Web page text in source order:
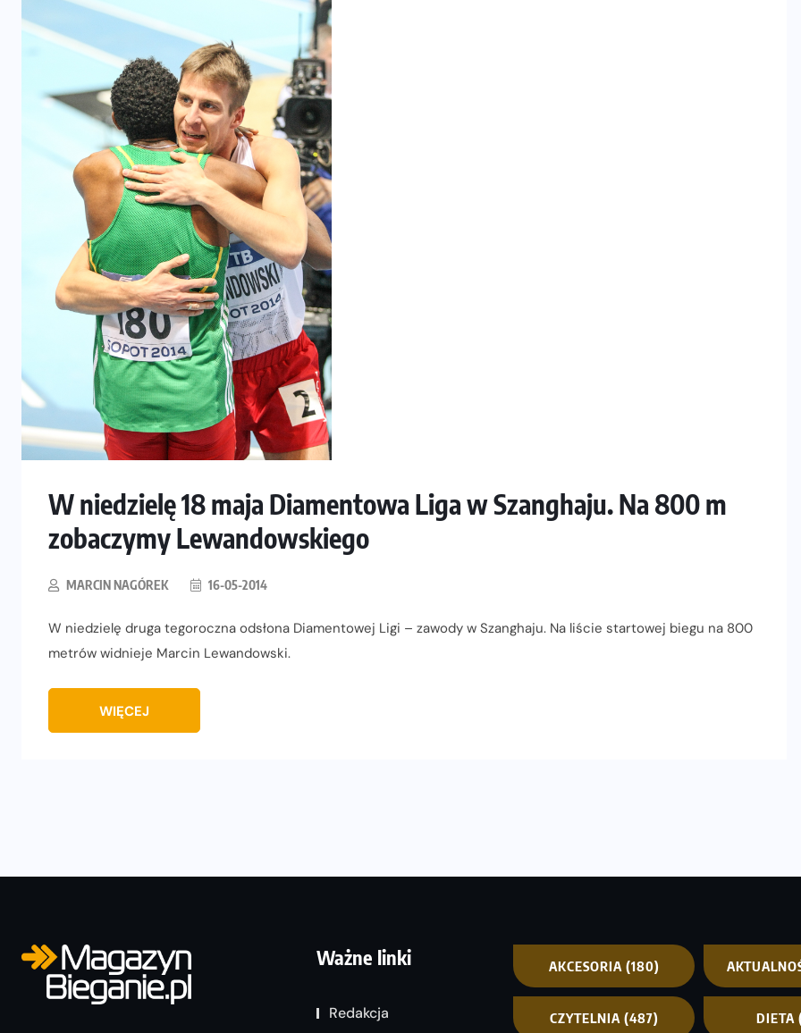
W niedzielę 18 maja Diamentowa Liga w Szanghaju. Na 800 m
zobaczymy Lewandowskiego
MARCIN NAGÓREK 16-05-2014
W niedzielę druga tegoroczna odsłona Diamentowej Ligi – zawody w Szanghaju. Na liście startowej biegu na 800
metrów widnieje Marcin Lewandowski.
WIĘCEJ
Ważne linki
Redakcja
AKCESORIA (180)
CZYTELNIA (487) DIETA